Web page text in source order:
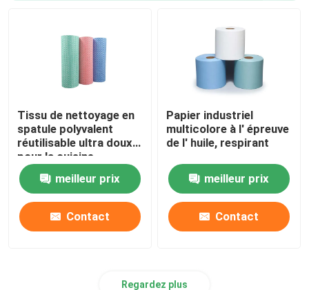
Tissu de nettoyage en
spatule polyvalent
réutilisable ultra doux
pour la cuisine
meilleur prix
Contact
Papier industriel
multicolore à l' épreuve
de l' huile, respirant
meilleur prix
Contact
Regardez plus